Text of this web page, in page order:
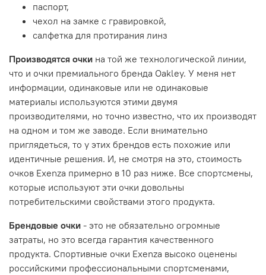
паспорт,
чехол на замке с гравировкой,
салфетка для протирания линз
Производятся очки на той же технологической линии,
что и очки премиального бренда Oakley. У меня нет
информации, одинаковые или не одинаковые
материалы используются этими двумя
производителями, но точно известно, что их производят
на одном и том же заводе. Если внимательно
приглядеться, то у этих брендов есть похожие или
идентичные решения. И, не смотря на это, стоимость
очков Exenza примерно в 10 раз ниже. Все спортсмены,
которые используют эти очки довольны
потребительскими свойствами этого продукта.
Брендовые очки - это не обязательно огромные
затраты, но это всегда гарантия качественного
продукта. Спортивные очки Exenza высоко оценены
российскими профессиональными спортсменами,